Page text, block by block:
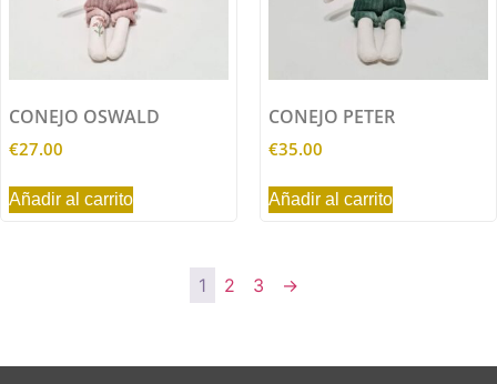
CONEJO OSWALD
€27.00
Añadir al carrito
CONEJO PETER
€35.00
Añadir al carrito
1 2 3 →